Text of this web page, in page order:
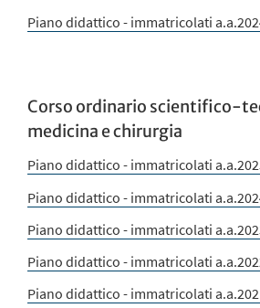
Piano didattico - immatricolati
Corso ordinario scientifico-
medicina e chirurgia
Piano didattico - immatricolati
Piano didattico - immatricolati
Piano didattico - immatricolati
Piano didattico - immatricolati
Piano didattico - immatricolati